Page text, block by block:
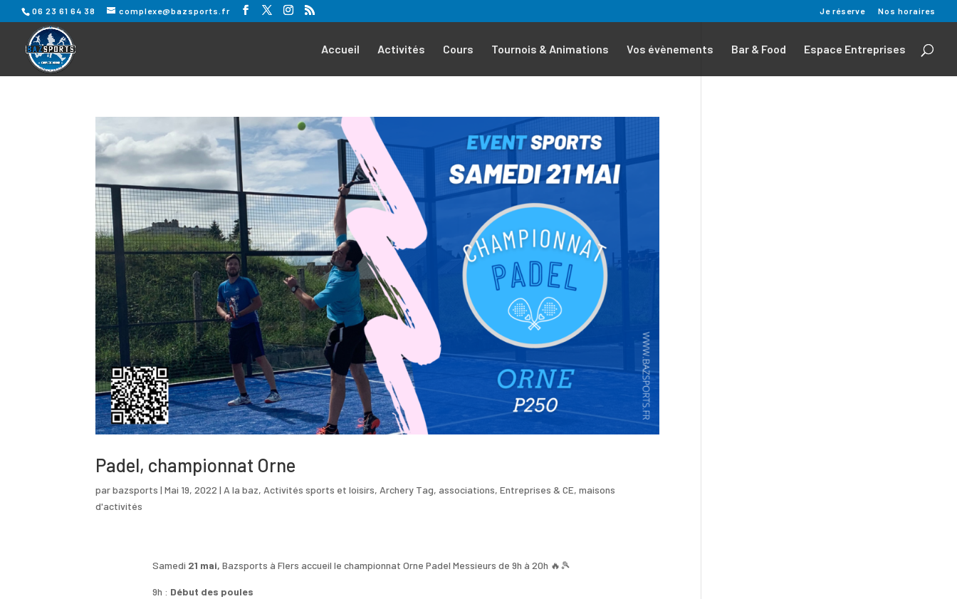
06 23 61 64 38 complexe@bazsports.fr Je réserve Nos horaires
Accueil Activités Cours Tournois & Animations Vos évènements Bar & Food Espace Entreprises
Padel, championnat Orne
parbazsports |Mai 19, 2022 | A la baz, Activités sports et loisirs, Archery Tag,associations,Entreprises & CE,maisons
d'activités
Samedi 21 mai, Bazsports à Flers accueil le championnat Orne Padel Messieurs de 9h à 20h 🔥🎾
9h : Début des poules